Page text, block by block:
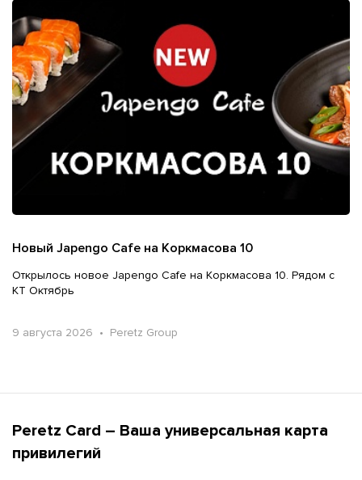
Новый Japengo Cafe на Коркмасова 10
Открылось новое Japengo Cafe на Коркмасова 10. Рядом с
КТ Октябрь
9 августа 2026 • Peretz Group
Peretz Card – Ваша универсальная карта
привилегий